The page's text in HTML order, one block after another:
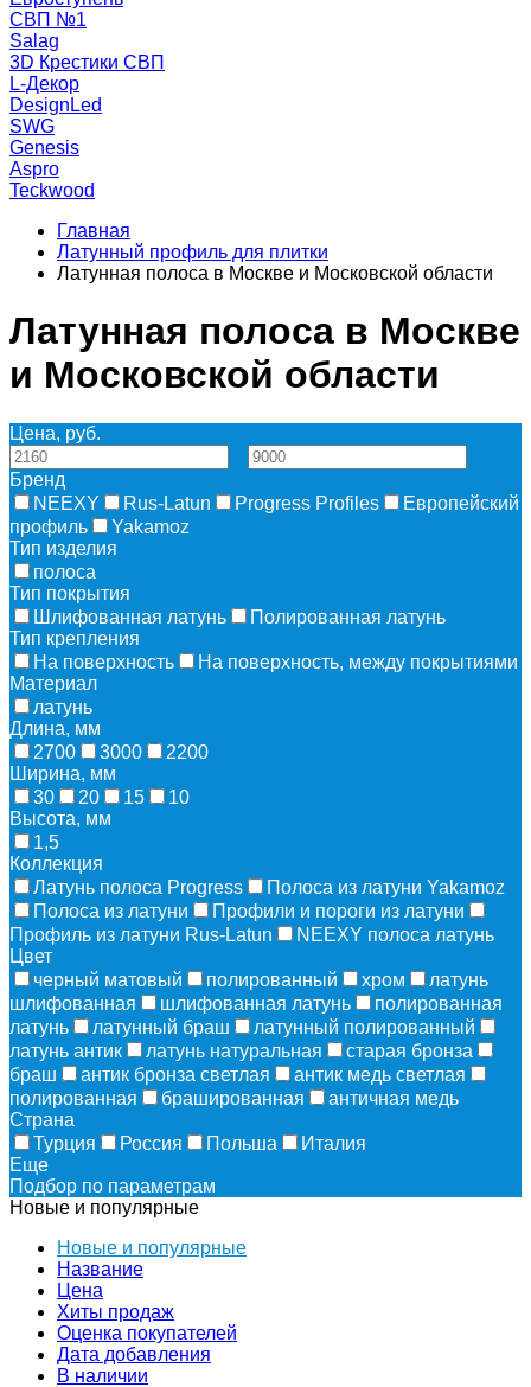
СВП №1
Salag
3D Крестики СВП
L-Декор
DesignLed
SWG
Genesis
Aspro
Teckwood
Главная
Латунный профиль для плитки
Латунная полоса в Москве и Московской области
Латунная полоса в Москве
и Московской области
Цена, руб.
Бренд
NEEXY
Rus-Latun Progress Profiles
Европейский
профиль
Yakamoz
Тип изделия
полоса
Тип покрытия
Шлифованная латунь
Полированная латунь
Тип крепления
На поверхность
На поверхность, между покрытиями
Материал
латунь
Длина, мм
2700
3000
2200
Ширина, мм
30
20 15
10
Высота, мм
1,5
Коллекция
Латунь полоса Progress
Полоса из латуни Yakamoz
Полоса из латуни
Профили и пороги из латуни
Профиль из латуни Rus-Latun
NEEXY полоса латунь
Цвет
черный матовый
полированный хром
латунь
шлифованная
шлифованная латунь
полированная
латунь
латунный браш
латунный полированный
латунь антик
латунь натуральная
старая бронза
браш
антик бронза светлая
антик медь светлая
полированная
брашированная
античная медь
Страна
Турция
Россия Польша
Италия
Еще
Подбор по параметрам
Новые и популярные
Новые и популярные
Название
Цена
Хиты продаж
Оценка покупателей
Дата добавления
В наличии